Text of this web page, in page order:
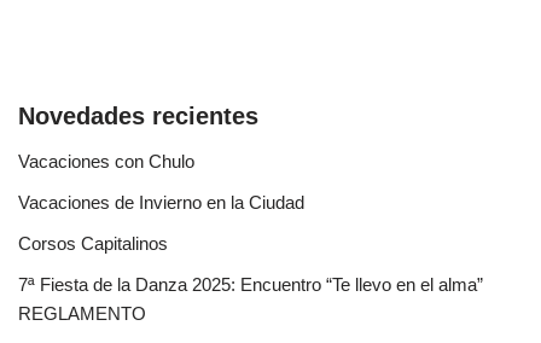
Novedades recientes
Vacaciones con Chulo
Vacaciones de Invierno en la Ciudad
Corsos Capitalinos
7ª Fiesta de la Danza 2025: Encuentro “Te llevo en el alma”
REGLAMENTO